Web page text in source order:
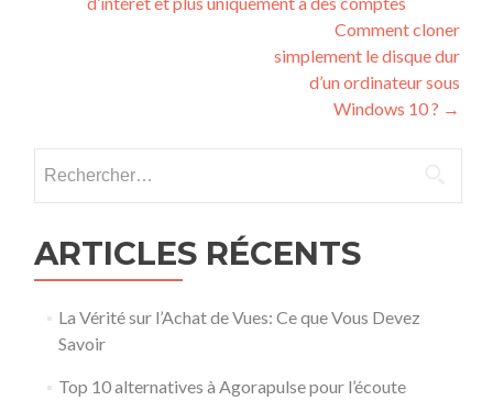
Comment cloner
simplement le disque dur
d’un ordinateur sous
Windows 10 ? →
ARTICLES RÉCENTS
La Vérité sur l’Achat de Vues: Ce que Vous Devez
Savoir
Top 10 alternatives à Agorapulse pour l’écoute